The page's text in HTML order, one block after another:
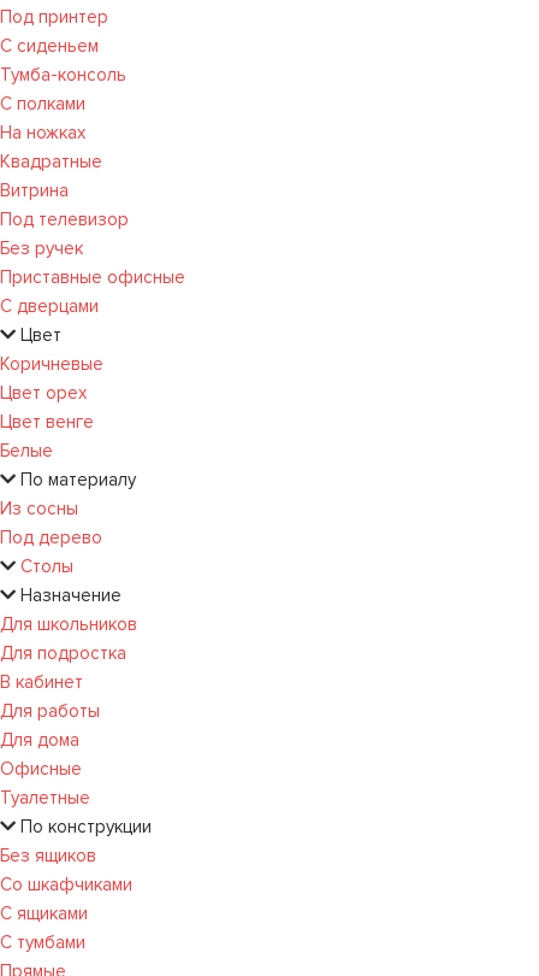
Под принтер
С сиденьем
Тумба-консоль
С полками
На ножках
Квадратные
Витрина
Под телевизор
Без ручек
Приставные офисные
С дверцами
Цвет
Коричневые
Цвет орех
Цвет венге
Белые
По материалу
Из сосны
Под дерево
Столы
Назначение
Для школьников
Для подростка
В кабинет
Для работы
Для дома
Офисные
Туалетные
По конструкции
Без ящиков
Со шкафчиками
С ящиками
С тумбами
Прямые